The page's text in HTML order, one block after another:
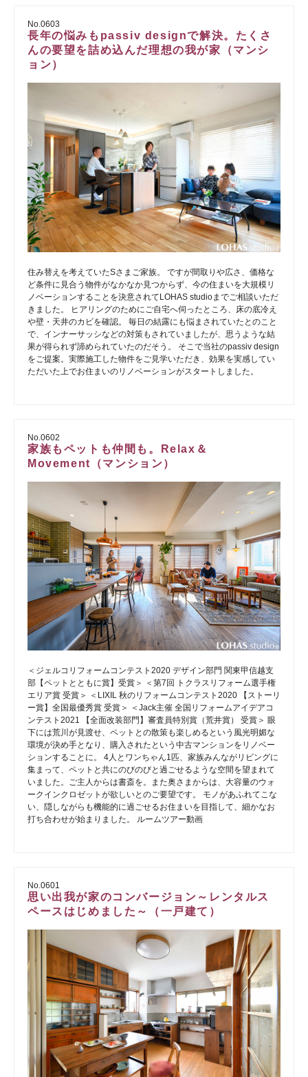
No.0603
長年の悩みもpassiv designで解決。たくさ
んの要望を詰め込んだ理想の我が家（マンシ
ョン）
住み替えを考えていたSさまご家族。 ですが間取りや広さ、価格な
ど条件に見合う物件がなかなか見つからず、今の住まいを大規模リ
ノベーションすることを決意されてLOHAS studioまでご相談いただ
きました。 ヒアリングのためにご自宅へ伺ったところ、床の底冷え
や壁・天井のカビを確認。 毎日の結露にも悩まされていたとのこと
で、インナーサッシなどの対策もされていましたが、思うような結
果が得られず諦められていたのだそう。 そこで当社のpassiv design
をご提案。実際施工した物件をご見学いただき、効果を実感してい
ただいた上でお住まいのリノベーションがスタートしました。
No.0602
家族もペットも仲間も。Relax＆
Movement（マンション）
＜ジェルコリフォームコンテスト2020 デザイン部門 関東甲信越支
部【ペットとともに賞】受賞＞ ＜第7回 トクラスリフォーム選手権
エリア賞 受賞＞ ＜LIXIL 秋のリフォームコンテスト2020 【ストーリ
ー賞】全国最優秀賞 受賞＞ ＜Jack主催 全国リフォームアイデアコ
ンテスト2021 【全面改装部門】審査員特別賞（荒井賞） 受賞＞ 眼
下には荒川が見渡せ、ペットとの散策も楽しめるという風光明媚な
環境が決め手となり、購入されたという中古マンションをリノベー
ションすることに。 4人とワンちゃん1匹、家族みんながリビングに
集まって、ペットと共にのびのびと過ごせるような空間を望まれて
いました。ご主人からは書斎を。また奥さまからは、大容量のウォ
ークインクロゼットが欲しいとのご要望です。 モノがあふれてこな
い、隠しながらも機能的に過ごせるお住まいを目指して、細かなお
打ち合わせが始まりました。 ルームツアー動画
No.0601
思い出我が家のコンバージョン～レンタルス
ペースはじめました～（一戸建て）